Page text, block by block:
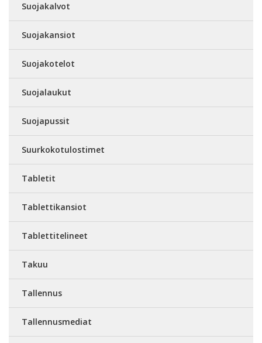
Suojakalvot
Suojakansiot
Suojakotelot
Suojalaukut
Suojapussit
Suurkokotulostimet
Tabletit
Tablettikansiot
Tablettitelineet
Takuu
Tallennus
Tallennusmediat